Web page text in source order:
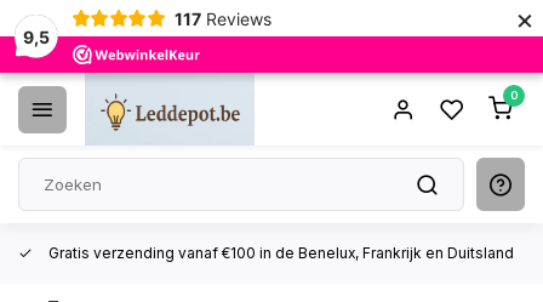
9,5
117 Reviews ×
0
Gratis verzending vanaf €100 in de Benelux, Frankrijk en Duitsland